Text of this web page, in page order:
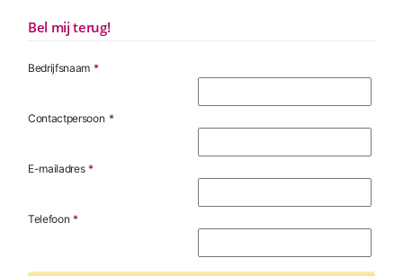
Bel mij terug!
Bedrijfsnaam *
Contactpersoon *
E-mailadres *
Telefoon *